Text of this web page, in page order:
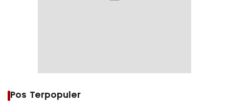
Pos Terpopuler